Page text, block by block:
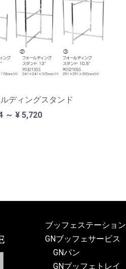
ディングスタンド
～ ¥ 5,720
ブッフェステーション
GNブッフェサービス
GNパン
GNブッフェトレイ